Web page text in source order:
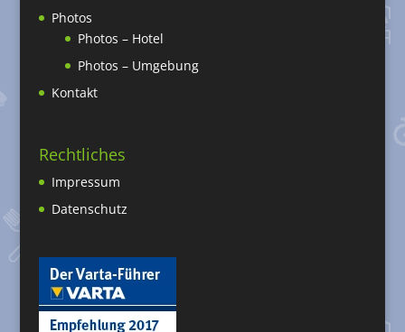
Photos
Photos – Hotel
Photos – Umgebung
Kontakt
Rechtliches
Impressum
Datenschutz